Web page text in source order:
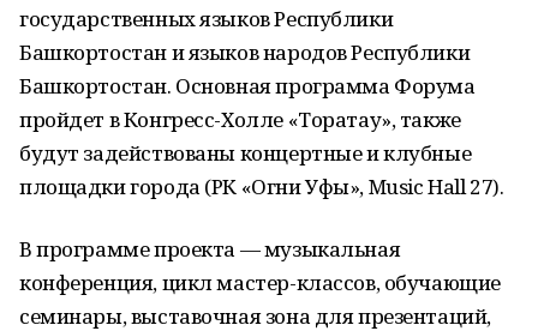
государственных языков Республики
Башкортостан и языков народов Республики
Башкортостан. Основная программа Форума
пройдет в Конгресс-Холле «Торатау», также
будут задействованы концертные и клубные
площадки города (РК «Огни Уфы», Music Hall 27).
В программе проекта — музыкальная
конференция, цикл мастер-классов, обучающие
семинары, выставочная зона для презентаций,